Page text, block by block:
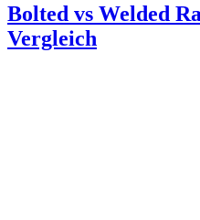
Bolted vs Welded
Vergleich